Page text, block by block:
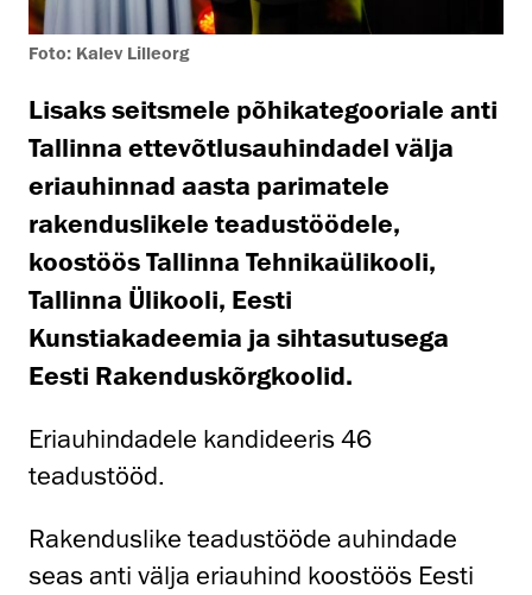
Foto: Kalev Lilleorg
Lisaks seitsmele põhikategooriale anti
Tallinna ettevõtlusauhindadel välja
eriauhinnad aasta parimatele
rakenduslikele teadustöödele,
koostöös Tallinna Tehnikaülikooli,
Tallinna Ülikooli, Eesti
Kunstiakadeemia ja sihtasutusega
Eesti Rakenduskõrgkoolid.
Eriauhindadele kandideeris 46
teadustööd.
Rakenduslike teadustööde auhindade
seas anti välja eriauhind koostöös Eesti